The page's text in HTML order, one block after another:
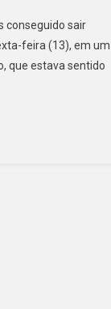
conseguido sair
feira (13), em um
que estava sentido